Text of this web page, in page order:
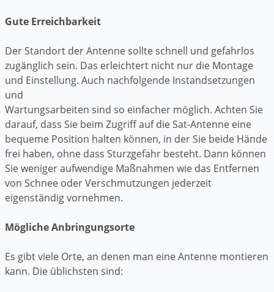
Gute Erreichbarkeit
Der Standort der Antenne sollte schnell und gefahrlos
zugänglich sein. Das erleichtert nicht nur die Montage
und Einstellung. Auch nachfolgende Instandsetzungen
und
Wartungsarbeiten sind so einfacher möglich. Achten Sie
darauf, dass Sie beim Zugriff auf die Sat-Antenne eine
bequeme Position halten können, in der Sie beide Hände
frei haben, ohne dass Sturzgefahr besteht. Dann können
Sie weniger aufwendige Maßnahmen wie das Entfernen
von Schnee oder Verschmutzungen jederzeit
eigenständig vornehmen.
Mögliche Anbringungsorte
Es gibt viele Orte, an denen man eine Antenne montieren
kann. Die üblichsten sind: